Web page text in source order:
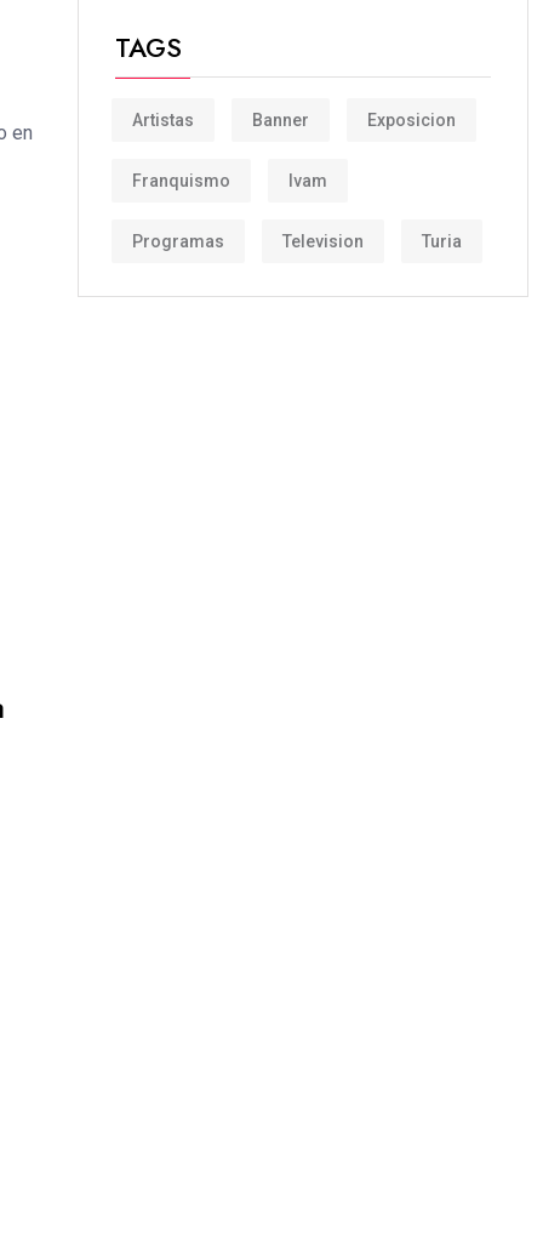
en
TAGS
Artistas Banner Exposicion
Franquismo Ivam
Programas Television Turia